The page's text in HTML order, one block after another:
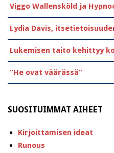
Viggo Wallensköld ja
Lydia Davis,
Lukemisen taito kehittyy
”He ovat väärässä”
SUOSITUIMMAT AIHEET
Kirjoittamisen ideat
Runous